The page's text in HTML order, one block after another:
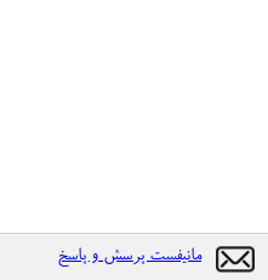
مانیفست پرسش و پاسخ